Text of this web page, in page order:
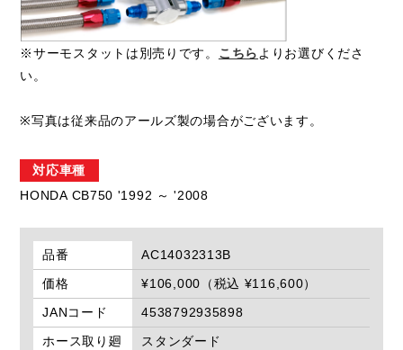
※サーモスタットは別売りです。 こちらよりお選びくださ
い。
※写真は従来品のアールズ製の場合がございます。
対応車種
HONDA CB750 '1992 ～ '2008
品番
AC14032313B
価格
¥106,000（税込 ¥116,600）
JANコード
4538792935898
ホース取り廻
スタンダード